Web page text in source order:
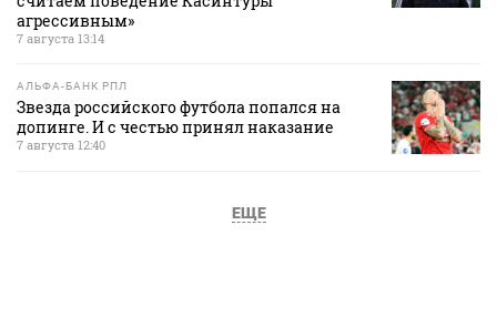
агрессивным»
7 августа 13:14
АЛЬФА-БАНК РПЛ
Звезда российского футбола попался на
допинге. И с честью принял наказание
7 августа 12:40
ЕЩЕ